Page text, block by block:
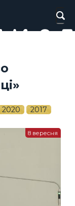
2020
2017
8 вересня